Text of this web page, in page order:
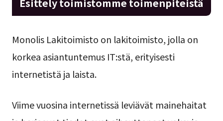
Monolis Lakitoimisto on lakitoimisto, jolla on
korkea asiantuntemus IT:stä, erityisesti
internetistä ja laista.
Viime vuosina internetissä leviävät mainehaitat